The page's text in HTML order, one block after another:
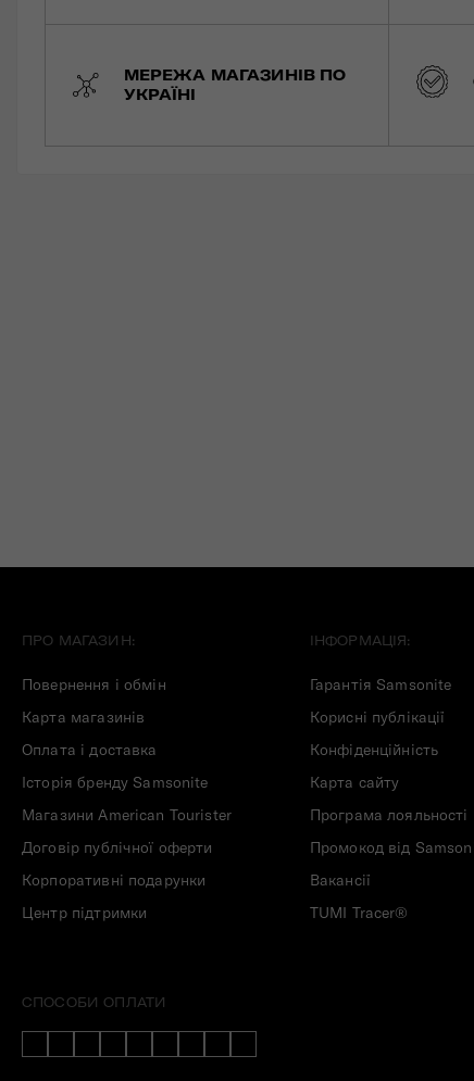
МЕРЕЖА МАГАЗИНІВ ПО
УКРАЇНІ
ПРО МАГАЗИН:
Повернення і обмін
Карта магазинів
Оплата і доставка
Історія бренду Samsonite
Магазини American Tourister
Договір публічної оферти
Корпоративні подарунки
Центр підтримки
ІНФОРМАЦІЯ:
Гарантія Samsonite
Корисні публікації
Конфіденційність
Карта сайту
Програма лояльності
Промокод від
Вакансії
TUMI Tracer®
СПОСОБИ ОПЛАТИ